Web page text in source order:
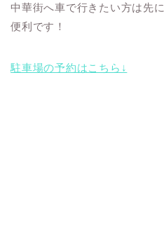
中華街へ車で行きたい方は先
便利です！
駐車場の予約はこちら↓